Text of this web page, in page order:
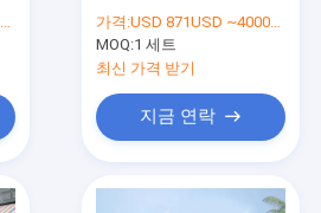
천장
가격:USD 871USD ~4000USD or more based on the sizes
MOQ:1 세트
최신 가격 받기
지금 연락